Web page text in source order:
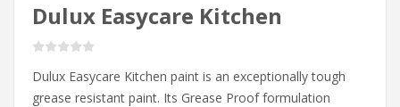
Dulux Easycare Kitchen
Dulux Easycare Kitchen paint is an exceptionally tough
grease resistant paint. Its Grease Proof formulation